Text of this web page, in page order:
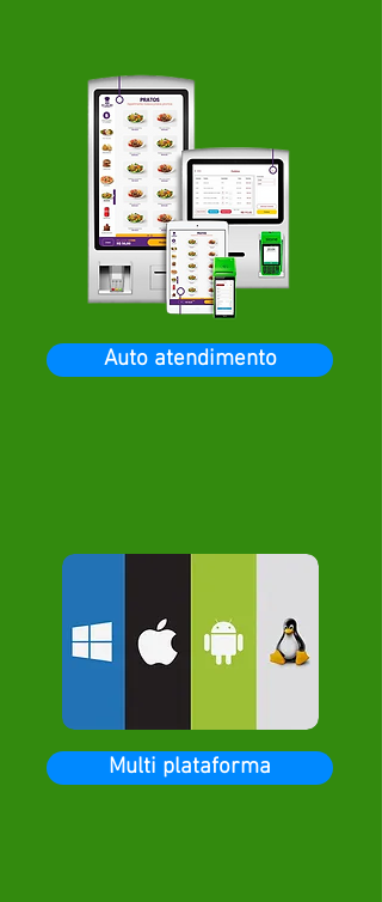
Auto atendimento
Multi plataforma